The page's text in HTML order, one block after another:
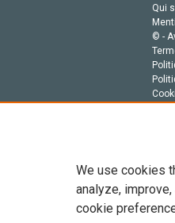
Qui
© -
Tout
We use cookies
analyze,
cookie